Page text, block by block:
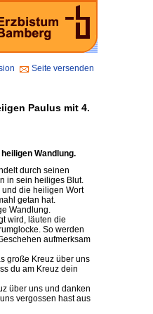
Seite versenden
Paulus mit 4.
Wandlung.
durch seinen
in sein heiliges Blut.
die heiligen Wort
getan hat.
Wandlung.
wird, läuten die
So werden
aufmerksam
große Kreuz über uns
du am Kreuz dein
über uns und danken
vergossen hast aus